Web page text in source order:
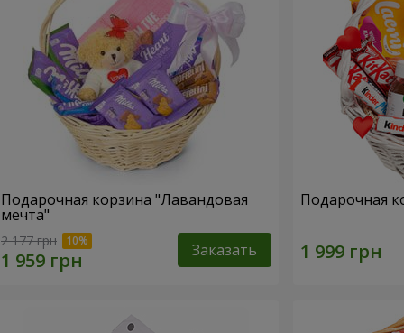
Подарочная корзина "Лавандовая
мечта"
2 177 грн Заказать
Подарочная